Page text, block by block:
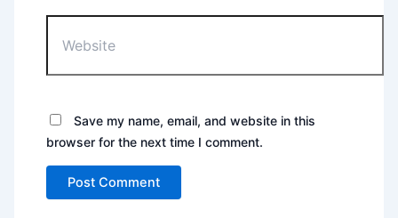
Save my name, email, and website in this
browser for the next time I comment.